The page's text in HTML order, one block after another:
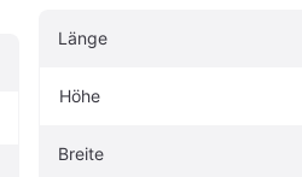
Länge
Höhe
Breite